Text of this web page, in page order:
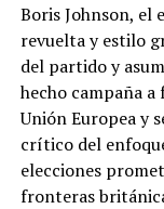
Boris Johnson, el
revuelta y estilo
del partido y
hecho campaña a
Unión Europea y
crítico del
elecciones
fronteras